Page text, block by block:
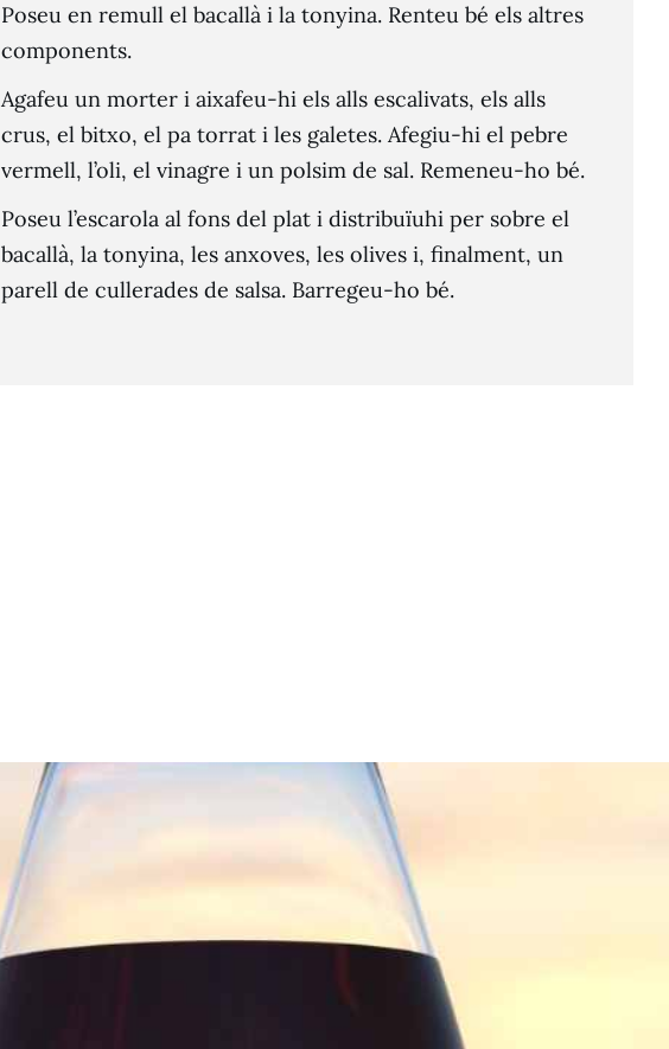
Poseu en remull el bacallà i la tonyina. Renteu bé els altres
components.
Agafeu un morter i aixafeu-hi els alls escalivats, els alls
crus, el bitxo, el pa torrat i les galetes. Afegiu-hi el pebre
vermell, l’oli, el vinagre i un polsim de sal. Remeneu-ho bé.
Poseu l’escarola al fons del plat i distribuïuhi per sobre el
bacallà, la tonyina, les anxoves, les olives i, finalment, un
parell de cullerades de salsa. Barregeu-ho bé.